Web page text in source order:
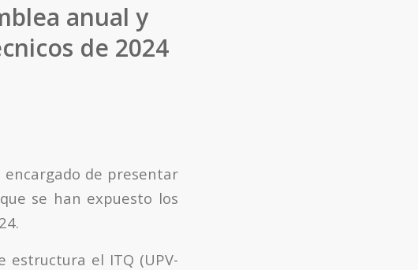
anual y
de 2024
encargado de presentar
se han expuesto los
estructura el ITQ (UPV-